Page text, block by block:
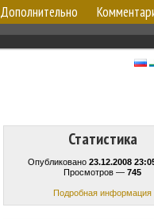
Дополнительно
Статистика
Опубликовано 23.12.2008
Просмотров — 745
Подробная информация